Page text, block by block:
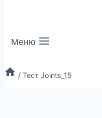
Меню
/ Тест Joints_15